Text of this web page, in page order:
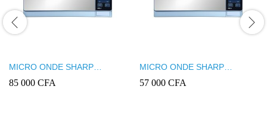
MICRO ONDE SHARP
25LITRES GRIS R75MT(S)
85 000 CFA
MICRO ONDE SHARP
20LITRES GRIS R20MT(S)
57 000 CFA